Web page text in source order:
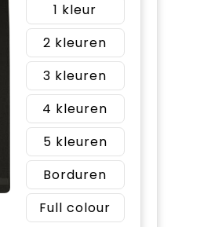
1
2
3
4
5
Borduren
Full colour